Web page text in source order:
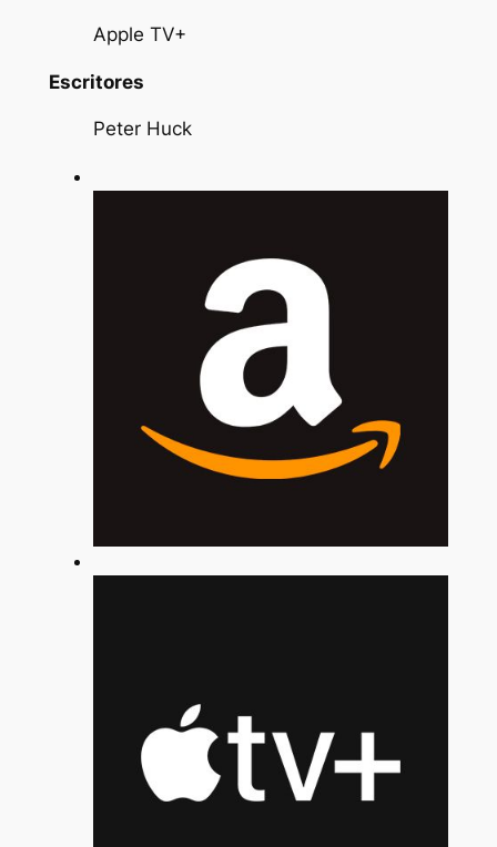
Apple TV+
Escritores
Peter Huck